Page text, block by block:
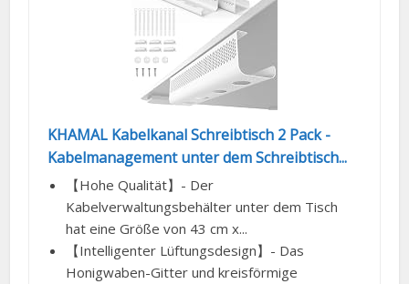
KHAMAL Kabelkanal Schreibtisch 2 Pack -
Kabelmanagement unter dem Schreibtisch...
【Hohe Qualität】- Der
Kabelverwaltungsbehälter unter dem Tisch
hat eine Größe von 43 cm x...
【Intelligenter Lüftungsdesign】- Das
Honigwaben-Gitter und kreisförmige